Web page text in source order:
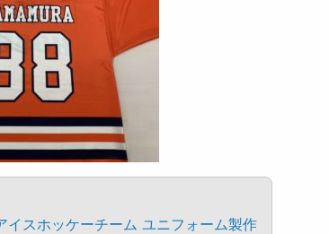
イスホッケーチーム ユニフォーム製作